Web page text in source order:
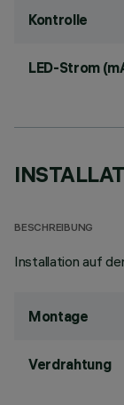
Kontrolle
LED-Strom
BESCHREIBUNG
Installation auf
Montage
Verdrahtung